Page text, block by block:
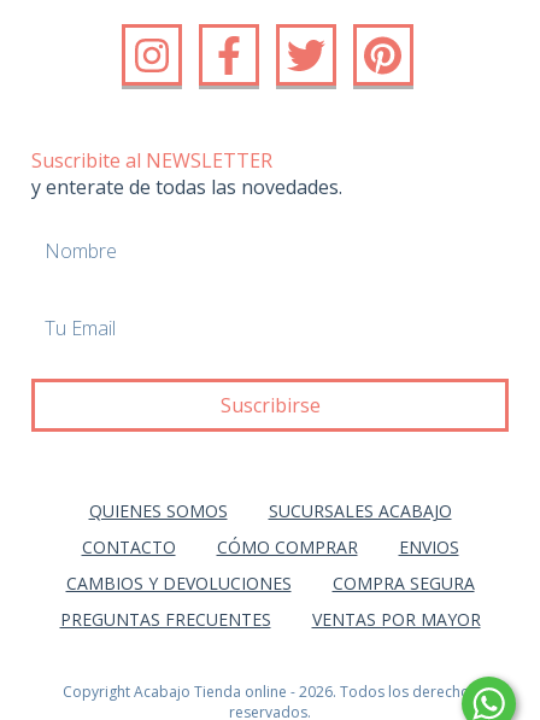
Suscribite al NEWSLETTER
y enterate de todas las novedades.
QUIENES SOMOS
SUCURSALES ACABAJO
CONTACTO
CÓMO COMPRAR
ENVIOS
CAMBIOS Y DEVOLUCIONES
COMPRA SEGURA
PREGUNTAS FRECUENTES
VENTAS POR MAYOR
Copyright Acabajo Tienda online - 2026. Todos los derechos
reservados.